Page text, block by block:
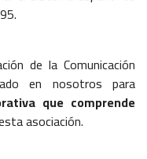
de la Comunicación
en nosotros para
que comprende
asociación.